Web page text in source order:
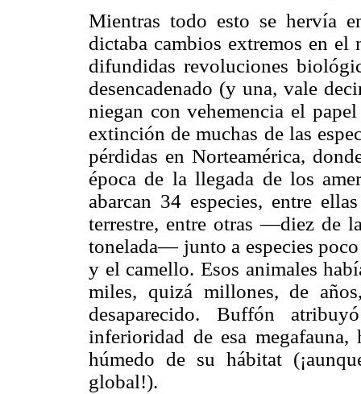
Mientras todo esto se hervía
dictaba cambios extremos en el
difundidas revoluciones
desencadenado (y una, vale
niegan con vehemencia el
extinción de muchas de las
pérdidas en Norteamérica,
época de la llegada de los
abarcan 34 especies, entre
terrestre, entre otras —diez de
tonelada— junto a especies
y el camello. Esos animales
miles, quizá millones, de
desaparecido. Buffón
inferioridad de esa
húmedo de su hábitat
global!).